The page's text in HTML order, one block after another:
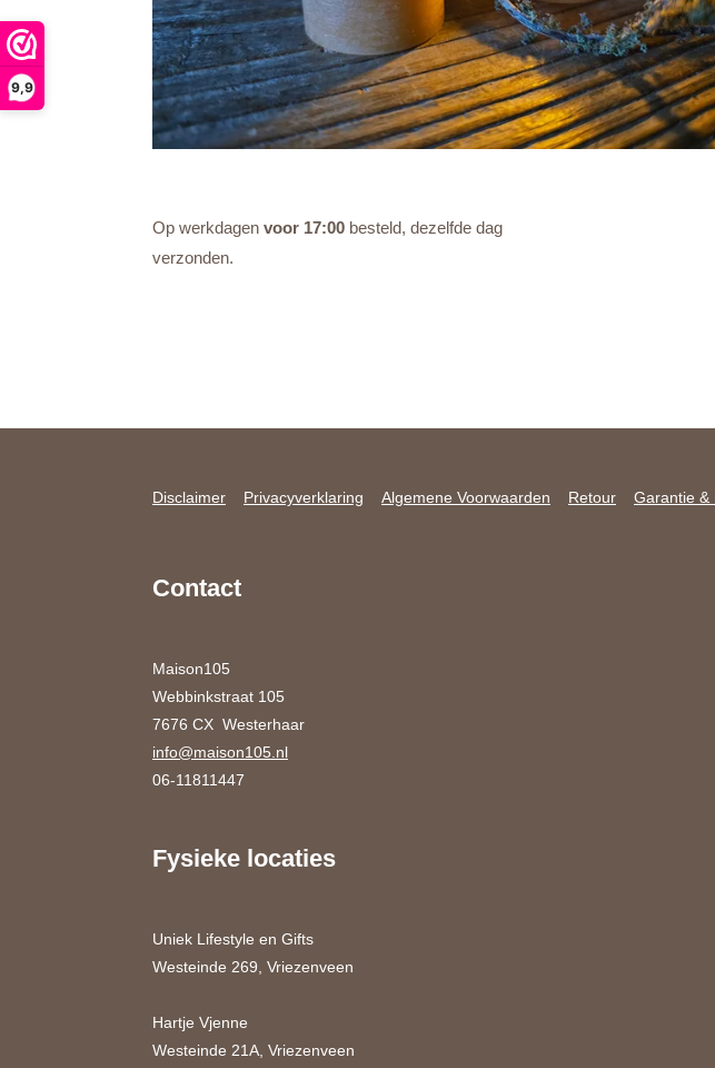
9,9
Op werkdagen voor 17:00 besteld, dezelfde dag
verzonden.
Disclaimer Privacyverklaring Algemene Voorwaarden Retour Garantie &
Contact
Maison105
Webbinkstraat 105
7676 CX Westerhaar
info@maison105.nl
06-11811447
Fysieke locaties
Uniek Lifestyle en Gifts
Westeinde 269, Vriezenveen
Hartje Vjenne
Westeinde 21A, Vriezenveen